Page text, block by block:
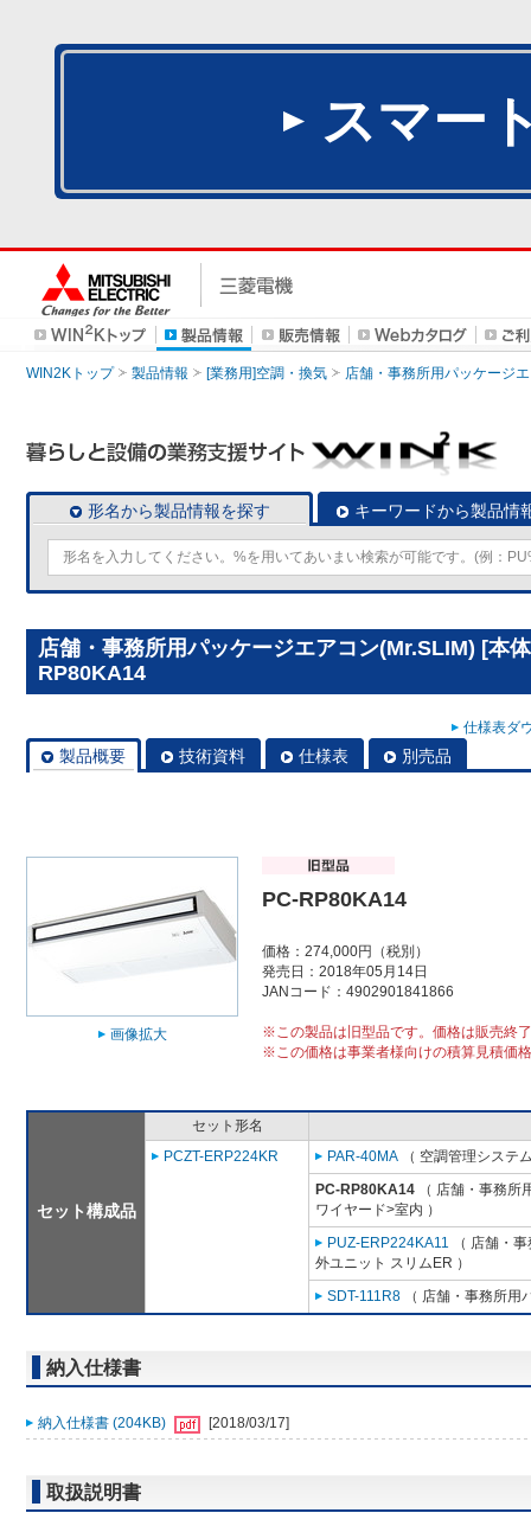
スマー
WIN2Kトップ 製品情報 [業務用]空調・換気 店舗・事務所用パッケージ
形名から製品情報を探す キーワードから製品情
店舗・事務所用パッケージエアコン(Mr.SLIM) [本
RP80KA14
仕様表ダ
製品概要 技術資料 仕様表 別売品
画像拡大
PC-RP80KA14
価格：274,000円（税別）
発売日：2018年05月14日
JANコード：4902901841866
※この製品は旧型品です。価格は販売終
※この価格は事業者様向けの積算見積価
セット構成品
セット形名
PCZT-ERP224KR
PAR-40MA （ 空調管理システ
PC-RP80KA14 （ 店舗・事務所
ワイヤード>室内 ）
PUZ-ERP224KA11 （ 店舗・
外ユニット スリムER ）
SDT-111R8 （ 店舗・事務所用
納入仕様書
納入仕様書 (204KB) [2018/03/17]
取扱説明書